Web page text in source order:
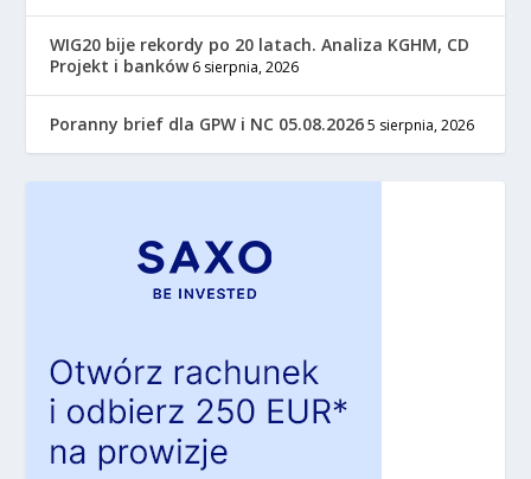
WIG20 bije rekordy po 20 latach. Analiza KGHM, CD
Projekt i banków 6 sierpnia, 2026
Poranny brief dla GPW i NC 05.08.2026 5 sierpnia, 2026